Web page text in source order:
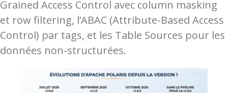
Grained Access Control avec column masking
et row filtering, l’ABAC (Attribute-Based Access
Control) par tags, et les Table Sources pour les
données non-structurées.